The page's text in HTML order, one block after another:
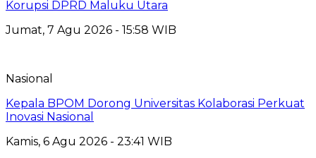
Korupsi DPRD Maluku Utara
Jumat, 7 Agu 2026 - 15:58 WIB
Nasional
Kepala BPOM Dorong Universitas Kolaborasi Perkuat
Inovasi Nasional
Kamis, 6 Agu 2026 - 23:41 WIB